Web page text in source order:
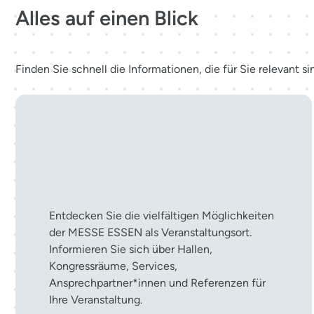
Alles auf einen Blick
Finden Sie schnell die Informationen, die für Sie relevant
Entdecken Sie die vielfältigen Möglichkeiten
der MESSE ESSEN als Veranstaltungsort.
Informieren Sie sich über Hallen,
Kongressräume, Services,
Ansprechpartner*innen und Referenzen für
Ihre Veranstaltung.